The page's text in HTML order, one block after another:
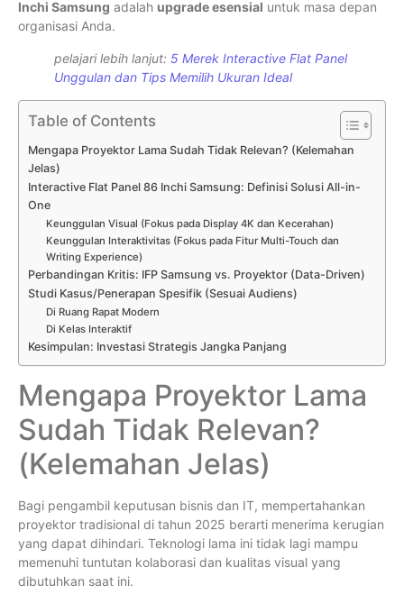
Inchi Samsung adalah upgrade esensial untuk masa depan
organisasi Anda.
pelajari lebih lanjut: 5 Merek Interactive Flat Panel
Unggulan dan Tips Memilih Ukuran Ideal
Table of Contents
Mengapa Proyektor Lama Sudah Tidak Relevan? (Kelemahan
Jelas)
Interactive Flat Panel 86 Inchi Samsung: Definisi Solusi All-in-
One
Keunggulan Visual (Fokus pada Display 4K dan Kecerahan)
Keunggulan Interaktivitas (Fokus pada Fitur Multi-Touch dan
Writing Experience)
Perbandingan Kritis: IFP Samsung vs. Proyektor (Data-Driven)
Studi Kasus/Penerapan Spesifik (Sesuai Audiens)
Di Ruang Rapat Modern
Di Kelas Interaktif
Kesimpulan: Investasi Strategis Jangka Panjang
Mengapa Proyektor Lama
Sudah Tidak Relevan?
(Kelemahan Jelas)
Bagi pengambil keputusan bisnis dan IT, mempertahankan
proyektor tradisional di tahun 2025 berarti menerima kerugian
yang dapat dihindari. Teknologi lama ini tidak lagi mampu
memenuhi tuntutan kolaborasi dan kualitas visual yang
dibutuhkan saat ini.